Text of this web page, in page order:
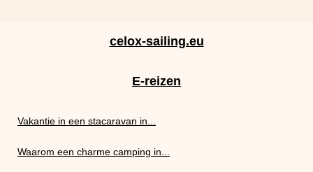
celox-sailing.eu
E-reizen
Vakantie in een stacaravan in...
Waarom een charme camping in...